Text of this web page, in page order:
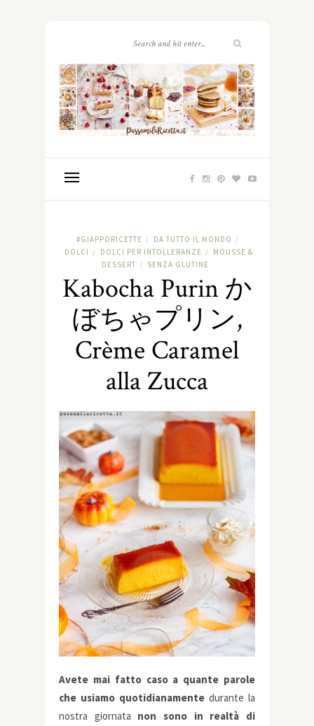
#GIAPPORICETTE / DA TUTTO IL MONDO /
DOLCI / DOLCI PER INTOLLERANZE /
MOUSSE &
DESSERT / SENZA GLUTINE
Kabocha Purin か
ぼちゃプリン,
Crème Caramel
alla Zucca
Avete mai fatto caso a quante parole
che usiamo quotidianamente durante la
nostra giornata non sono in realtà di